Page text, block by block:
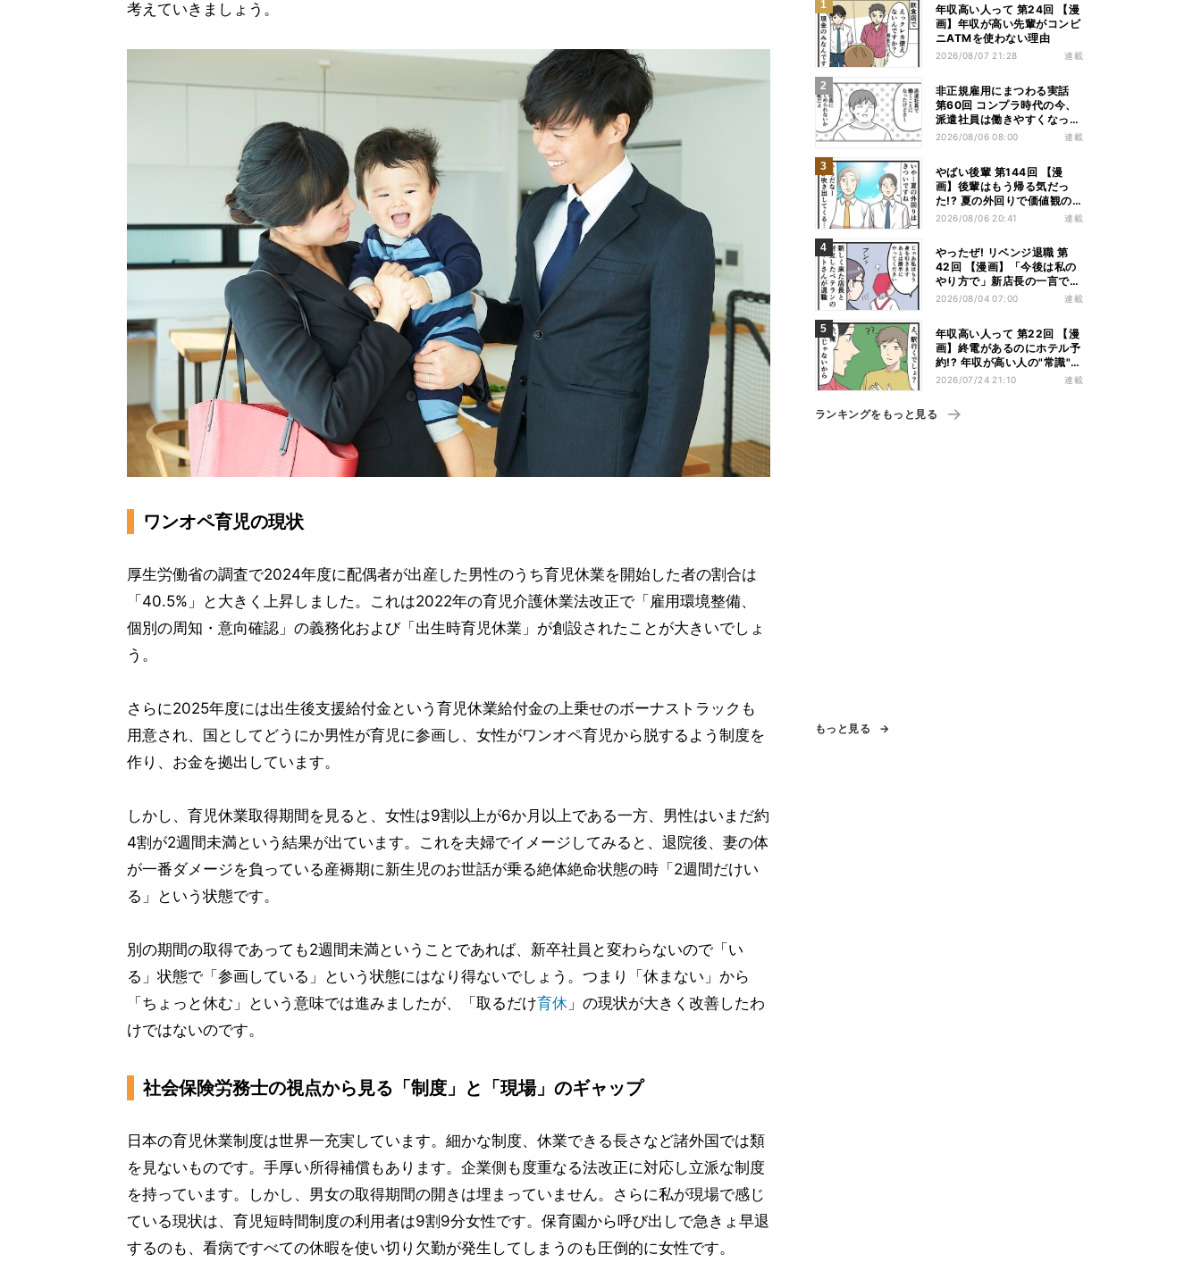
考えていきましょう。
ワンオペ育児の現状
厚生労働省の調査で2024年度に配偶者が出産した男性のうち育児休業を開始した者の割合は
「40.5%」と大きく上昇しました。これは2022年の育児介護休業法改正で「雇用環境整備、
個別の周知・意向確認」の義務化および「出生時育児休業」が創設されたことが大きいでしょ
う。
さらに2025年度には出生後支援給付金という育児休業給付金の上乗せのボーナストラックも
用意され、国としてどうにか男性が育児に参画し、女性がワンオペ育児から脱するよう制度を
作り、お金を拠出しています。
しかし、育児休業取得期間を見ると、女性は9割以上が6か月以上である一方、男性はいまだ約
4割が2週間未満という結果が出ています。これを夫婦でイメージしてみると、退院後、妻の体
が一番ダメージを負っている産褥期に新生児のお世話が乗る絶体絶命状態の時「2週間だけい
る」という状態です。
別の期間の取得であっても2週間未満ということであれば、新卒社員と変わらないので「い
る」状態で「参画している」という状態にはなり得ないでしょう。つまり「休まない」から
「ちょっと休む」という意味では進みましたが、「取るだけ育休 」の現状が大きく改善したわ
けではないのです。
社会保険労務士の視点から見る「制度」と「現場」のギャップ
日本の育児休業制度は世界一充実しています。細かな制度、休業できる長さなど諸外国では類
を見ないものです。手厚い所得補償もあります。企業側も度重なる法改正に対応し立派な制度
を持っています。しかし、男女の取得期間の開きは埋まっていません。さらに私が現場で感じ
ている現状は、育児短時間制度の利用者は9割9分女性です。保育園から呼び出しで急きょ早退
するのも、看病ですべての休暇を使い切り欠勤が発生してしまうのも圧倒的に女性です。
年収高い人って 第24回 【漫
画】年収が高い先輩がコンビ
ニATMを使わない理由
2026/08/07 21:28 連載
非正規雇用にまつわる実話
第60回 コンプラ時代の今、
派遣社員は働きやすくなっ
た?
2026/08/06 08:00 連載
やばい後輩 第144回 【漫
画】後輩はもう帰る気だっ
た!? 夏の外回りで価値観の
違いを実感
2026/08/06 20:41 連載
やったぜ! リベンジ退職 第
42回 【漫画】「今後は私の
やり方で」新店長の一言でベ
テラン退職→崩壊した現場
2026/08/04 07:00 連載
年収高い人って 第22回 【漫
画】終電があるのにホテル予
約!? 年収が高い人の"常識"に
驚かされた夜
2026/07/24 21:10 連載
ランキングをもっと見る
もっと見る